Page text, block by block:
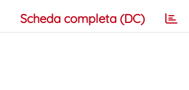
Scheda completa (DC)